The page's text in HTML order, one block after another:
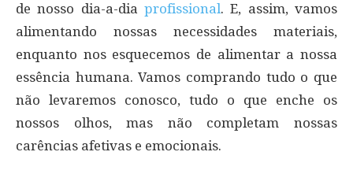
de nosso dia-a-dia profissional. E, assim, vamos
alimentando nossas necessidades materiais,
enquanto nos esquecemos de alimentar a nossa
essência humana. Vamos comprando tudo o que
não levaremos conosco, tudo o que enche os
nossos olhos, mas não completam nossas
carências afetivas e emocionais.